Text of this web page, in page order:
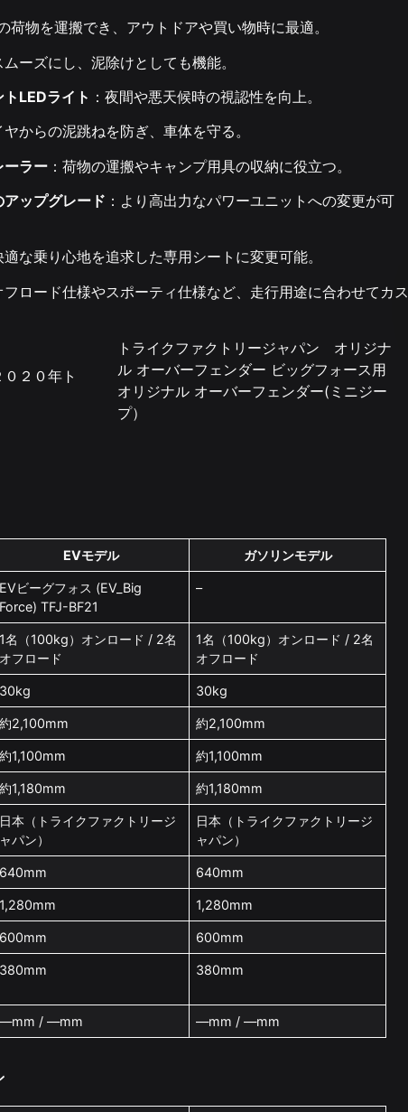
荷物を運搬でき、アウトドアや買い物時に最適。
ーズにし、泥除けとしても機能。
LEDライト ：夜間や悪天候時の視認性を向上。
ヤからの泥跳ねを防ぎ、車体を守る。
ーラー ：荷物の運搬やキャンプ用具の収納に役立つ。
ップグレード ：より高出力なパワーユニットへの変更が可
適な乗り心地を追求した専用シートに変更可能。
フロード仕様やスポーティ仕様など、走行用途に合わせてカス
トライクファクトリージャパン オリジナ
ル オーバーフェンダー ビッグフォース用
オリジナル オーバーフェンダー(ミニジー
プ）
EVモデル ガソリンモデル
EVビーグフォス (EV_Big
Force) TFJ-BF21
–
1名（100kg）オンロード / 2名
オフロード
1名（100kg）オンロード / 2名
オフロード
30kg 30kg
約2,100mm 約2,100mm
約1,100mm 約1,100mm
約1,180mm 約1,180mm
日本（トライクファクトリージ
ャパン）
日本（トライクファクトリージ
ャパン）
640mm 640mm
1,280mm 1,280mm
600mm 600mm
380mm 380mm
—mm / —mm —mm / —mm